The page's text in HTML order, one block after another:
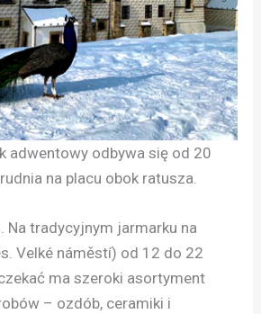
adwentowy odbywa się od 20
na placu obok ratusza.
. Na tradycyjnym jarmarku na
Velké náměstí) od 12 do 22
ma szeroki asortyment
– ozdób, ceramiki i